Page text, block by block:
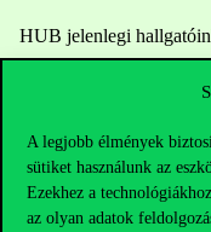
A legjobb élmények
sütiket használunk az
Ezekhez a
az olyan adatok
HUB jelenlegi
press@uni-